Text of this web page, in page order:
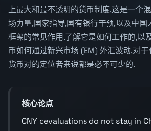
上最大和最不透明的货币制度,这是一个
场力量,国家指导,国有银行干预,以及中国
框架的常见作用.了解它是如何工作的,以
币如何通过新兴市场 (EM) 外汇波动,对
货币对的定位者来说都是必不可少的.
核心论点
CNY devaluations do not stay in